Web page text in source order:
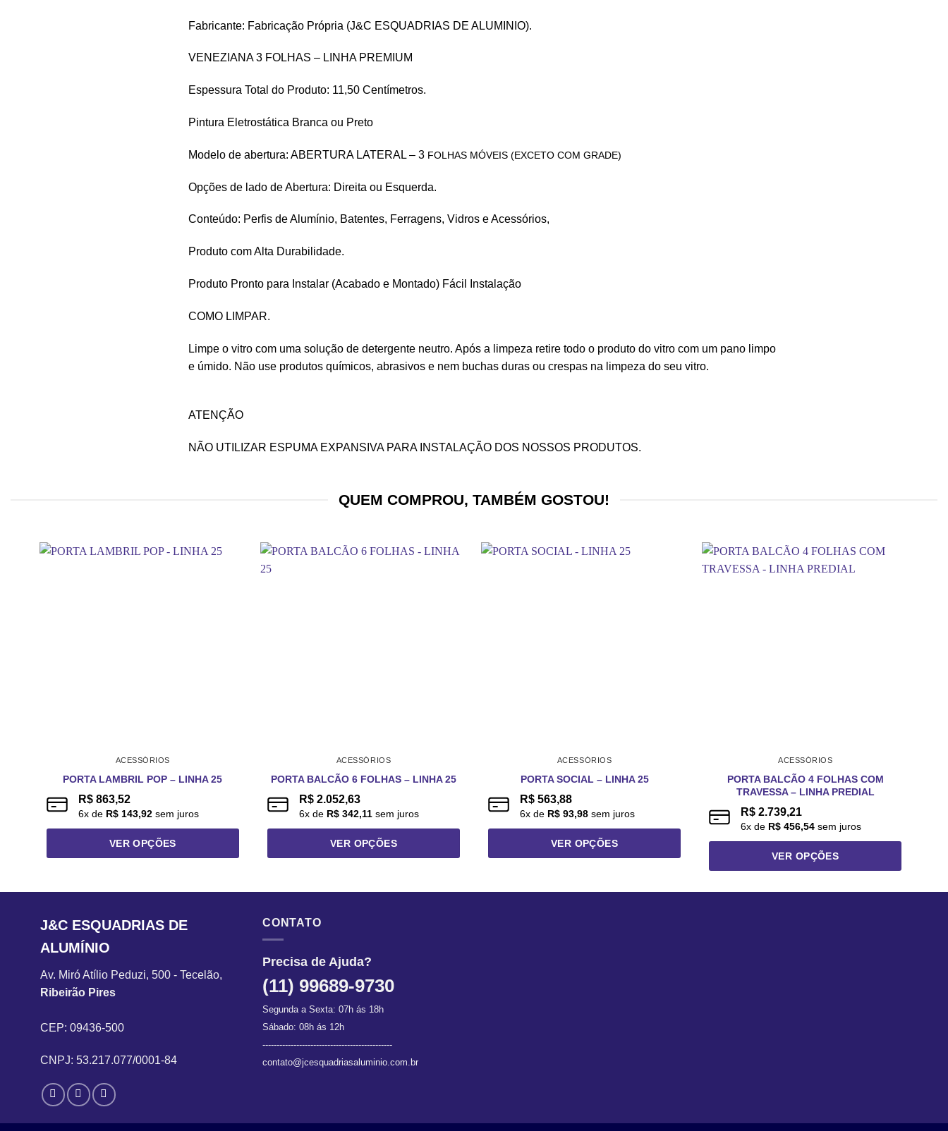
Fabricante: Fabricação Própria (J&C ESQUADRIAS DE ALUMINIO).
VENEZIANA 3 FOLHAS – LINHA PREMIUM
Espessura Total do Produto: 11,50 Centímetros.
Pintura Eletrostática Branca ou Preto
Modelo de abertura: ABERTURA LATERAL – 3 FOLHAS MÓVEIS (EXCETO COM GRADE)
Opções de lado de Abertura: Direita ou Esquerda.
Conteúdo: Perfis de Alumínio, Batentes, Ferragens, Vidros e Acessórios,
Produto com Alta Durabilidade.
Produto Pronto para Instalar (Acabado e Montado) Fácil Instalação
COMO LIMPAR.
Limpe o vitro com uma solução de detergente neutro. Após a limpeza retire todo o produto do vitro com um pano limpo
e úmido. Não use produtos químicos, abrasivos e nem buchas duras ou crespas na limpeza do seu vitro.
ATENÇÃO
NÃO UTILIZAR ESPUMA EXPANSIVA PARA INSTALAÇÃO DOS NOSSOS PRODUTOS.
QUEM COMPROU, TAMBÉM GOSTOU!
ACESSÓRIOS
PORTA LAMBRIL POP – LINHA 25
R$863,52
6x de R$143,92sem juros
VER OPÇÕES
variantes.
podem
do
ACESSÓRIOS
PORTA BALCÃO 6 FOLHAS – LINHA 25
R$2.052,63
6x de R$342,11sem juros
VER OPÇÕES
opções
podem
ser
escolhidas
página
do
ACESSÓRIOS
PORTA SOCIAL – LINHA 25
R$ 563,88
6x de R$ 93,98 sem juros
VER OPÇÕES
ACESSÓRIOS
PORTA BALCÃO 4 FOLHAS COM
TRAVESSA – LINHA PREDIAL
R$ 2.739,21
6x de R$ 456,54 sem juros
VER OPÇÕES
produto
J&C ESQUADRIAS DE
ALUMÍNIO
Av. Miró Atílio Peduzi, 500 - Tecelão,
Ribeirão Pires
CEP: 09436-500
CNPJ: 53.217.077/0001-84
CONTATO
Precisa de Ajuda?
(11) 99689-9730
Segunda a Sexta: 07h ás 18h
Sábado: 08h ás 12h
----------------------------------------------
contato@jcesquadriasaluminio.com.br